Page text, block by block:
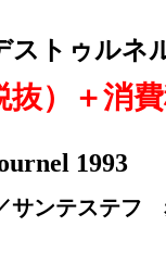
ストゥル
抜）＋消
1993
サンテステフ